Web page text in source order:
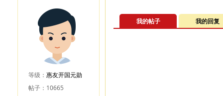
等级： 惠友开国元勋
帖子：10665
我的帖子 我的回复